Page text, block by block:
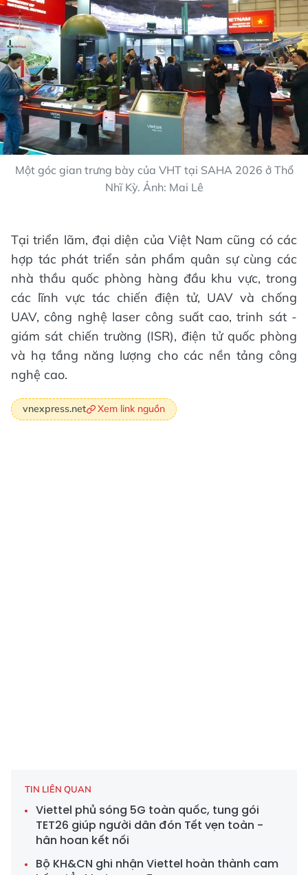
Một góc gian trưng bày của VHT tại SAHA 2026 ở Thổ
Nhĩ Kỳ. Ảnh: Mai Lê
Tại triển lãm, đại diện của Việt Nam cũng có các
hợp tác phát triển sản phẩm quân sự cùng các
nhà thầu quốc phòng hàng đầu khu vực, trong
các lĩnh vực tác chiến điện tử, UAV và chống
UAV, công nghệ laser công suất cao, trinh sát -
giám sát chiến trường (ISR), điện tử quốc phòng
và hạ tầng năng lượng cho các nền tảng công
nghệ cao.
vnexpress.net Xem link nguồn
TIN LIÊN QUAN
Viettel phủ sóng 5G toàn quốc, tung gói
TET26 giúp người dân đón Tết vẹn toàn -
hân hoan kết nối
Bộ KH&CN ghi nhận Viettel hoàn thành cam